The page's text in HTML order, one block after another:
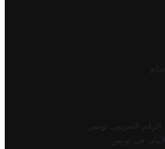
الضريبي تونس
في تونس